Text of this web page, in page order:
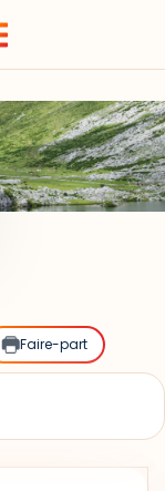
Faire-part